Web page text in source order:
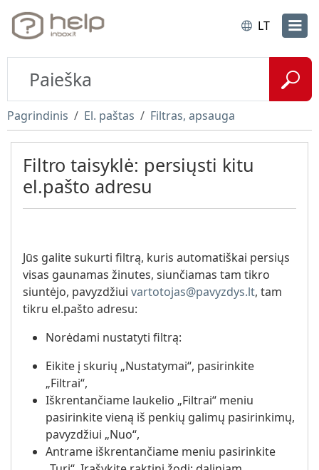
LT
Pagrindinis El. paštas Filtras, apsauga
Filtro taisyklė: persiųsti kitu
el.pašto adresu
Jūs galite sukurti filtrą, kuris automatiškai persiųs
visas gaunamas žinutes, siunčiamas tam tikro
siuntėjo, pavyzdžiui vartotojas@pavyzdys.lt, tam
tikru el.pašto adresu:
Norėdami nustatyti filtrą:
Eikite į skurių „Nustatymai“, pasirinkite
„Filtrai“,
Iškrentančiame laukelio „Filtrai“ meniu
pasirinkite vieną iš penkių galimų pasirinkimų,
pavyzdžiui „Nuo“,
Antrame iškrentančiame meniu pasirinkite